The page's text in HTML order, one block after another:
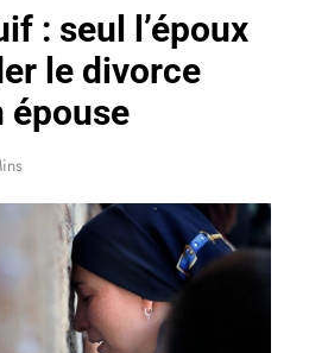
: seul l’époux
le divorce
épouse